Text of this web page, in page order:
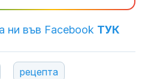
ни във Facebook ТУК
рецепта